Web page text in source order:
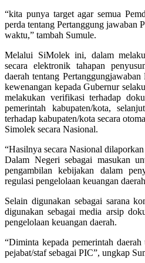
“kita punya target agar semua
perda tentang Pertanggung jawaban
waktu,” tambah Sumule.
Melalui SiMolek ini, dalam
secara elektronik tahapan
daerah tentang
kewenangan kepada Gubernur
melakukan verifikasi terhadap
pemerintah kabupaten/kota,
terhadap kabupaten/kota secara
Simolek secara Nasional.
“Hasilnya secara Nasional
Dalam Negeri sebagai masukan
pengambilan kebijakan dalam
regulasi pengelolaan keuangan
Selain digunakan sebagai sarana
digunakan sebagai media arsip
pengelolaan keuangan daerah.
“Diminta kepada pemerintah
pejabat/staf sebagai PIC”, ungkap